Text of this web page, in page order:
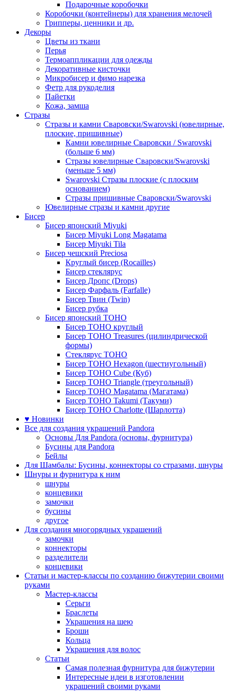
Подарочные коробочки
Коробочки (контейнеры) для хранения мелочей
Грипперы, ценники и др.
Декоры
Цветы из ткани
Перья
Термоаппликации для одежды
Декоративные кисточки
Микробисер и фимо нарезка
Фетр для рукоделия
Пайетки
Кожа, замша
Стразы
Стразы и камни Сваровски/Swarovski (ювелирные,
плоские, пришивные)
Камни ювелирные Сваровски / Swarovski
(больше 6 мм)
Стразы ювелирные Сваровски/Swarovski
(меньше 5 мм)
Swarovski Стразы плоские (с плоским
основанием)
Стразы пришивные Сваровски/Swarovski
Ювелирные стразы и камни другие
Бисер
Бисер японский Miyuki
Бисер Miyuki Long Magatama
Бисер Miyuki Tila
Бисер чешский Preciosa
Круглый бисер (Rocailles)
Бисер стеклярус
Бисер Дропс (Drops)
Бисер Фарфаль (Farfalle)
Бисер Твин (Twin)
Бисер рубка
Бисер японский TOHO
Бисер TOHO круглый
Бисер TOHO Treasures (цилиндрической
формы)
Стеклярус TOHO
Бисер TOHO Hexagon (шестиугольный)
Бисер TOHO Cube (Куб)
Бисер TOHO Triangle (треугольный)
Бисер TOHO Magatama (Магатама)
Бисер TOHO Takumi (Такуми)
Бисер TOHO Charlotte (Шарлотта)
♥ Новинки
Все для создания украшений Pandora
Основы Для Pandora (основы, фурнитура)
Бусины для Pandora
Бейлы
Для Шамбалы: Бусины, коннекторы со стразами, шнуры
Шнуры и фурнитура к ним
шнуры
концевики
замочки
бусины
другое
Для создания многорядных украшений
замочки
коннекторы
разделители
концевики
Статьи и мастер-классы по созданию бижутерии своими
руками
Мастер-классы
Серьги
Браслеты
Украшения на шею
Броши
Кольца
Украшения для волос
Статьи
Самая полезная фурнитура для бижутерии
Интересные идеи в изготовлении
украшений своими руками